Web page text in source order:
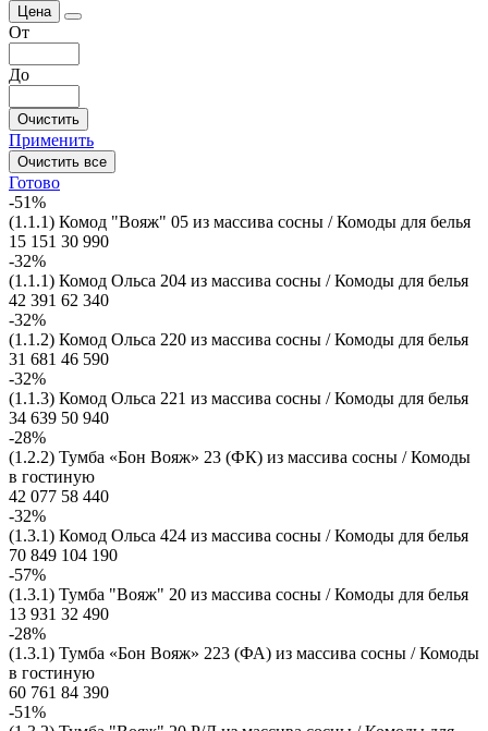
Цена
От
До
Очистить
Применить
Очистить все
Готово
-51%
(1.1.1) Комод "Вояж" 05 из массива сосны / Комоды для белья
15 151 30 990
-32%
(1.1.1) Комод Ольса 204 из массива сосны / Комоды для белья
42 391 62 340
-32%
(1.1.2) Комод Ольса 220 из массива сосны / Комоды для белья
31 681 46 590
-32%
(1.1.3) Комод Ольса 221 из массива сосны / Комоды для белья
34 639 50 940
-28%
(1.2.2) Тумба «Бон Вояж» 23 (ФК) из массива сосны / Комоды
в гостиную
42 077 58 440
-32%
(1.3.1) Комод Ольса 424 из массива сосны / Комоды для белья
70 849 104 190
-57%
(1.3.1) Тумба "Вояж" 20 из массива сосны / Комоды для белья
13 931 32 490
-28%
(1.3.1) Тумба «Бон Вояж» 223 (ФА) из массива сосны / Комоды
в гостиную
60 761 84 390
-51%